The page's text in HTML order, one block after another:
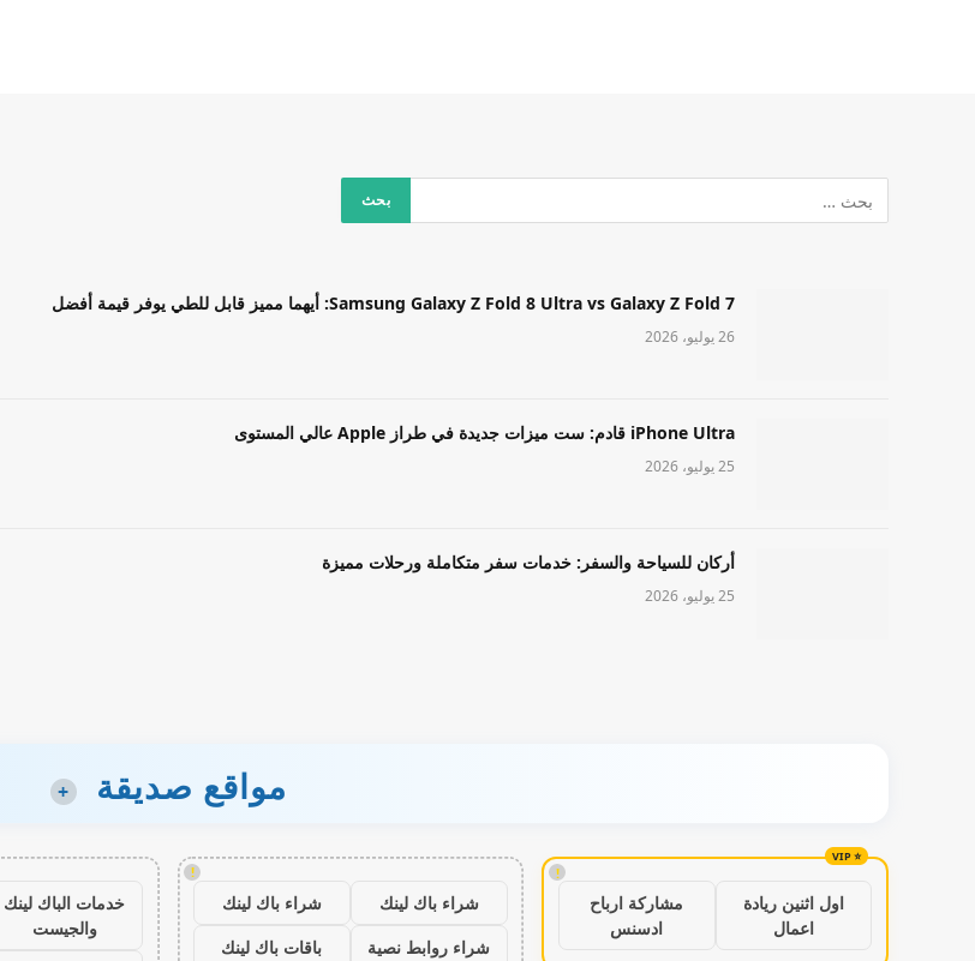
Samsung Galaxy Z Fold 8 Ultra vs Galaxy Z Fold 7: أيهما مميز قابل للطي يوفر قيمة أفضل
26 يوليو، 2026
iPhone Ultra قادم: ست ميزات جديدة في طراز Apple عالي المستوى
25 يوليو، 2026
أركان للسياحة والسفر: خدمات سفر متكاملة ورحلات مميزة
25 يوليو، 2026
مواقع صديقة +
!
اول اثنين ريادة
اعمال
مشاركة ارباح
ادسنس
!
شراء باك لينك
شراء باك لينك
شراء روابط نصية
باقات باك لينك
خدمات الباك لينك
والجيست